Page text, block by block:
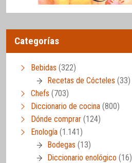
Categorías
Bebidas (322)
Recetas de Cócteles (33)
Chefs (703)
Diccionario de cocina (800)
Dónde comprar (124)
Enología (1.141)
Bodegas (13)
Diccionario enológico (16)